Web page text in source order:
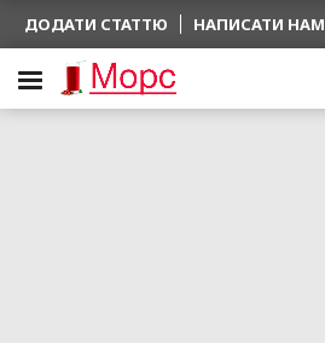
ДОДАТИ СТАТТЮ НАПИСАТИ НАМ